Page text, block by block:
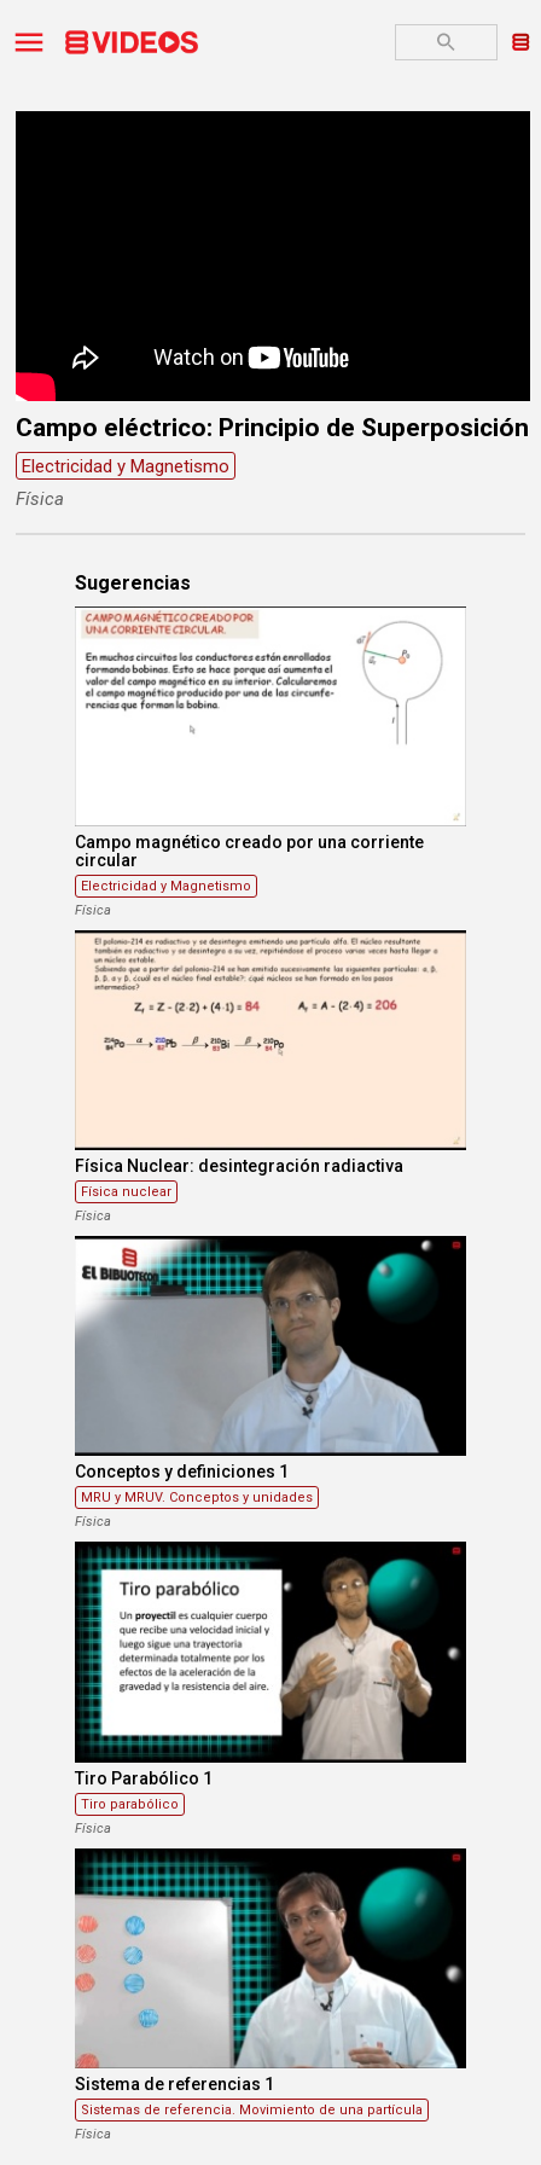
Campo eléctrico: Principio de Superposición
Electricidad y Magnetismo
Física
Sugerencias
Campo magnético creado por una corriente
circular
Electricidad y Magnetismo
Física
Física Nuclear: desintegración radiactiva
Física nuclear
Física
Conceptos y definiciones 1
MRU y MRUV. Conceptos y unidades
Física
Tiro Parabólico 1
Tiro parabólico
Física
Sistema de referencias 1
Sistemas de referencia. Movimiento de una partícula
Física